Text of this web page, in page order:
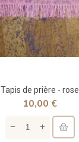
Tapis de prière - rose
10,00 €